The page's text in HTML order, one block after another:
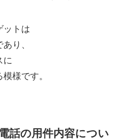
ットは
り、
に
様です。
話の用件内容につい